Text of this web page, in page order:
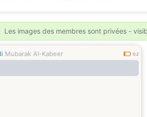
Les images des membres sont privées -
Mubarak Al-Kabeer 0.2